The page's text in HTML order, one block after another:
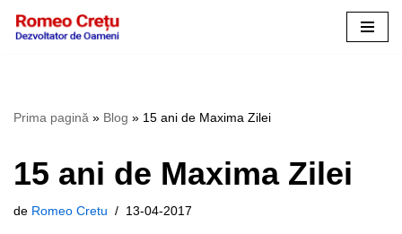
Prima pagină » Blog » 15 ani de Maxima Zilei
15 ani de Maxima Zilei
de Romeo Cretu 13-04-2017